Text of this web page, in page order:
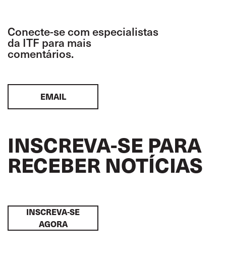
Conecte-se com especialistas
da ITF para mais
comentários.
EMAIL
INSCREVA-SE PARA
RECEBER NOTÍCIAS
INSCREVA-SE
AGORA